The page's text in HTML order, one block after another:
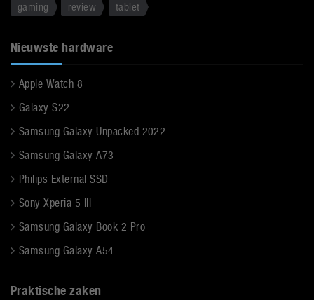
gaming
review tablet
Nieuwste hardware
Apple Watch 8
Galaxy S22
Samsung Galaxy Unpacked 2022
Samsung Galaxy A73
Philips External SSD
Sony Xperia 5 III
Samsung Galaxy Book 2 Pro
Samsung Galaxy A54
Praktische zaken